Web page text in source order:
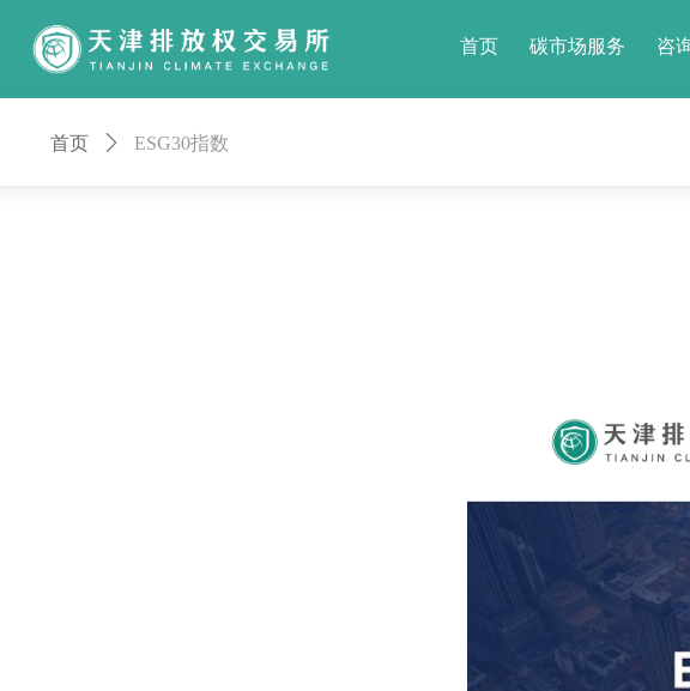
首页 碳市场服务 咨
首页 ꄲ ESG30指数